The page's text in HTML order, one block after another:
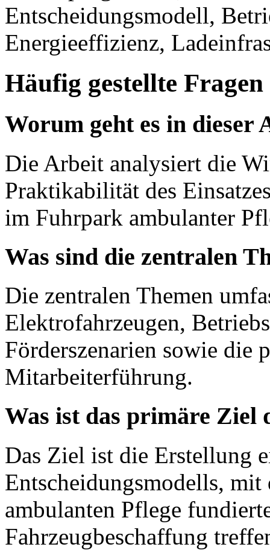
Entscheidungsmodell,
Energieeffizienz,
Häufig gestellte Fragen
Worum geht es in dieser
Die Arbeit analysiert die
Praktikabilität des
im Fuhrpark ambulanter
Was sind die zentralen
Die zentralen Themen
Elektrofahrzeugen,
Förderszenarien sowie die
Mitarbeiterführung.
Was ist das primäre Ziel
Das Ziel ist die Erstellung
Entscheidungsmodells, mit
ambulanten Pflege
Fahrzeugbeschaffung